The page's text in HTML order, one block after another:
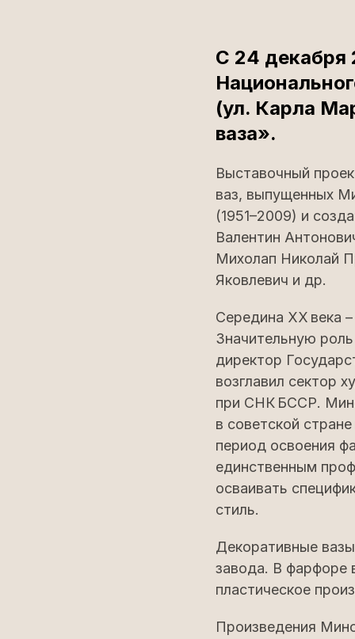
С 24 декабря
(ул. Карла
ваза».
Выставочный
ваз, выпущенных
(1951–2009) и
Валентин
Михолап Николай
Яковлевич и др.
Середина ХХ века
Значительную
директор
возглавил сектор
при СНК БССР.
в советской
период освоения
единственным
осваивать
стиль.
Декоративные
завода. В фарфоре
пластическое
Произведения